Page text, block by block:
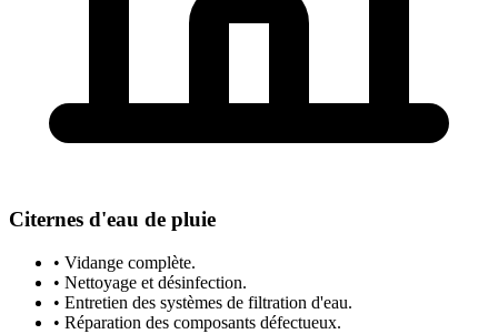
Citernes d'eau de pluie
• Vidange complète.
• Nettoyage et désinfection.
• Entretien des systèmes de filtration d'eau.
• Réparation des composants défectueux.